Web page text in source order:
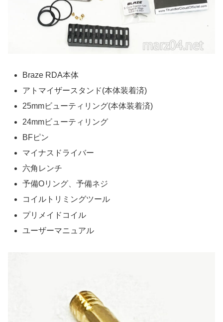
Braze RDA本体
アトマイザースタンド(本体装着済)
25mmビューティリング(本体装着済)
24mmビューティリング
BFピン
マイナスドライバー
六角レンチ
予備Oリング、予備ネジ
コイルトリミングツール
プリメイドコイル
ユーザーマニュアル